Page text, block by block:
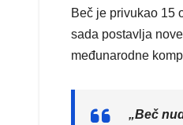
Beč je privukao 15
sada postavlja
međunarodne
„Beč